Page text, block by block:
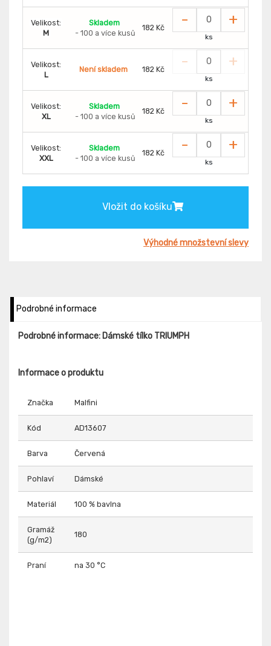
Velikost:
M
Skladem
- 100 a více kusů
182 Kč - +
ks
Velikost:
L
Není skladem 182 Kč - +
ks
Velikost:
XL
Skladem
- 100 a více kusů
182 Kč - +
ks
Velikost:
XXL
Skladem
- 100 a více kusů
182 Kč - +
ks
Vložit do košíku
Výhodné množstevní slevy
Podrobné informace
Podrobné informace: Dámské tílko TRIUMPH
Informace o produktu
Značka Malfini
Kód AD13607
Barva Červená
Pohlaví Dámské
Materiál 100 % bavlna
Gramáž
(g/m2)
180
Praní na 30 °C